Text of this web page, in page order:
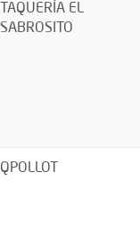
TAQUERÍA EL
SABROSITO
QPOLLOT